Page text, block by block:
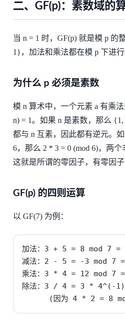
二、GF(p)：素数域的
当 n = 1 时，GF(p) 就是模 p 的
1}，加法和乘法都在模 p 下进行
为什么 p 必须是素数
模 n 算术中，一个元素 a 有乘
n) = 1。如果 n 是素数，那么
都与 n 互素，因此都有逆元。
6，那么 2 * 3 = 0 (mod 6)，两
这就是所谓的零因子，有零因子
GF(p) 的四则运算
以 GF(7) 为例：
加法：3 + 5 = 8 mod 7 =
减法：2 - 5 = -3 mod 7
乘法：3 * 4 = 12 mod 7
除法：3 / 4 = 3 * 4^(-
(因为 4 * 2 = 8